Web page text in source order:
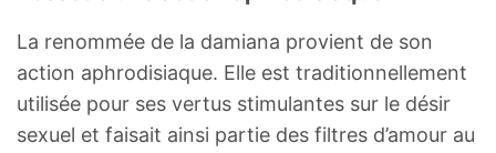
La renommée de la damiana provient de son
action aphrodisiaque. Elle est traditionnellement
utilisée pour ses vertus stimulantes sur le désir
sexuel et faisait ainsi partie des filtres d’amour au